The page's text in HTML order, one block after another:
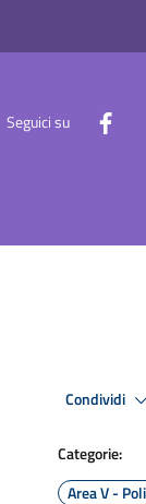
Seguici su
Condividi
Categorie:
Area V -